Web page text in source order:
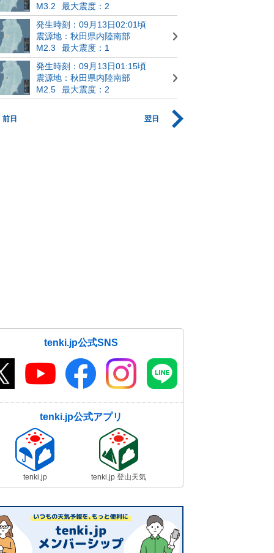
M3.2
最大震度：2
発生時刻：09月13日02:01頃
震源地：秋田県内陸南部
M2.3
最大震度：1
発生時刻：09月13日01:15頃
震源地：秋田県内陸南部
M2.5
最大震度：2
前日 翌日
tenki.jp公式SNS
tenki.jp公式アプリ
tenki.jp tenki.jp 登山天気